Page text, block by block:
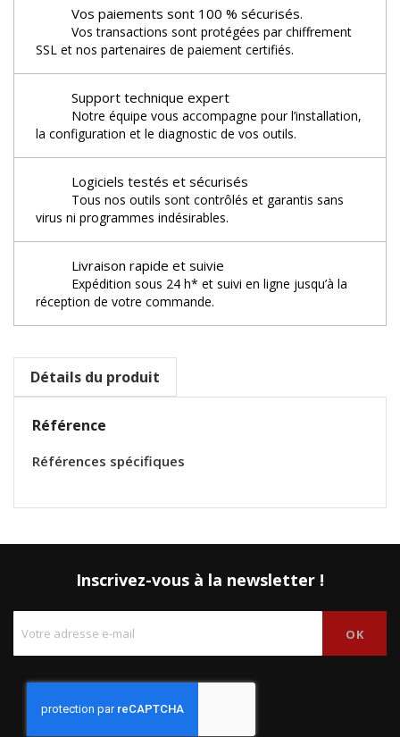
Vos paiements sont 100 % sécurisés.
Vos transactions sont protégées par chiffrement
SSL et nos partenaires de paiement certifiés.
Support technique expert
Notre équipe vous accompagne pour l’installation,
la configuration et le diagnostic de vos outils.
Logiciels testés et sécurisés
Tous nos outils sont contrôlés et garantis sans
virus ni programmes indésirables.
Livraison rapide et suivie
Expédition sous 24 h* et suivi en ligne jusqu’à la
réception de votre commande.
Détails du produit
Référence
Références spécifiques
Inscrivez-vous à la newsletter !